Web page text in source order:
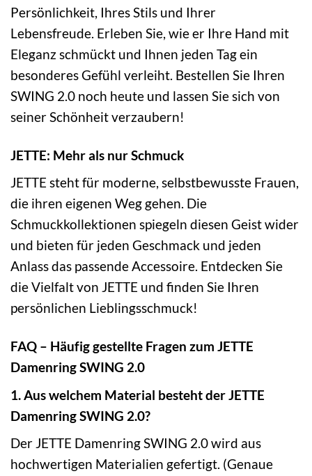
Persönlichkeit, Ihres Stils und Ihrer
Lebensfreude. Erleben Sie, wie er Ihre Hand mit
Eleganz schmückt und Ihnen jeden Tag ein
besonderes Gefühl verleiht. Bestellen Sie Ihren
SWING 2.0 noch heute und lassen Sie sich von
seiner Schönheit verzaubern!
JETTE: Mehr als nur Schmuck
JETTE steht für moderne, selbstbewusste Frauen,
die ihren eigenen Weg gehen. Die
Schmuckkollektionen spiegeln diesen Geist wider
und bieten für jeden Geschmack und jeden
Anlass das passende Accessoire. Entdecken Sie
die Vielfalt von JETTE und finden Sie Ihren
persönlichen Lieblingsschmuck!
FAQ – Häufig gestellte Fragen zum JETTE
Damenring SWING 2.0
1. Aus welchem Material besteht der JETTE
Damenring SWING 2.0?
Der JETTE Damenring SWING 2.0 wird aus
hochwertigen Materialien gefertigt. (Genaue